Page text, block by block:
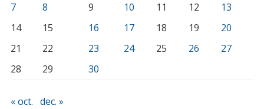
7
8 9 10 11 12
13
14
15 16 17 18 19
20
21
22 23 24 25 26
27
28
29 30
« oct. dec. »